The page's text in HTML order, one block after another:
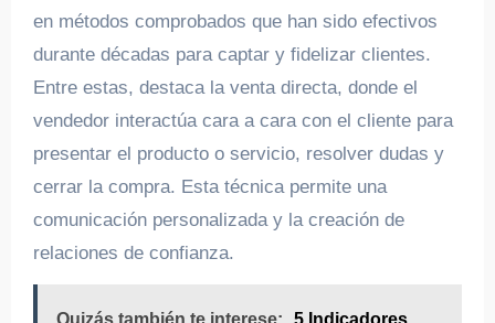
en métodos comprobados que han sido efectivos
durante décadas para captar y fidelizar clientes.
Entre estas, destaca la venta directa, donde el
vendedor interactúa cara a cara con el cliente para
presentar el producto o servicio, resolver dudas y
cerrar la compra. Esta técnica permite una
comunicación personalizada y la creación de
relaciones de confianza.
Quizás también te interese: 5 Indicadores